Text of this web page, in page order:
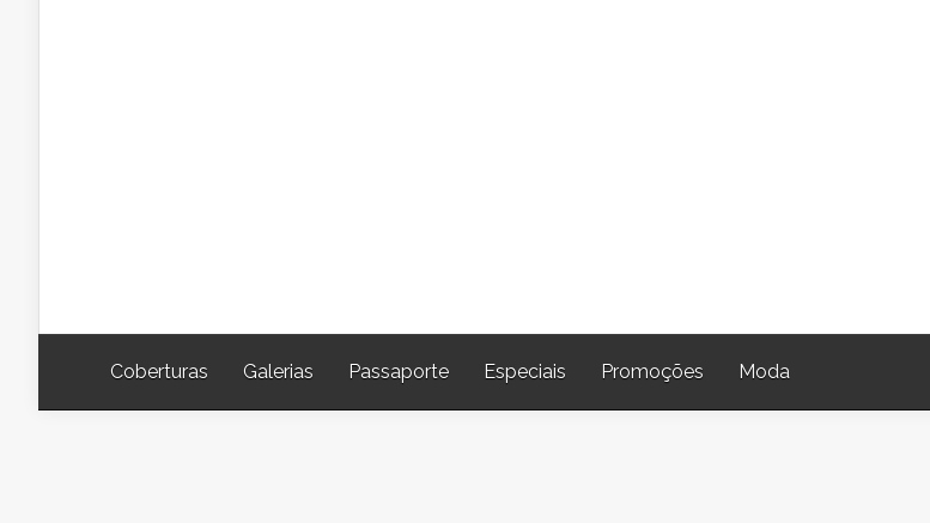
Coberturas Galerias Passaporte Especiais Promoções Moda